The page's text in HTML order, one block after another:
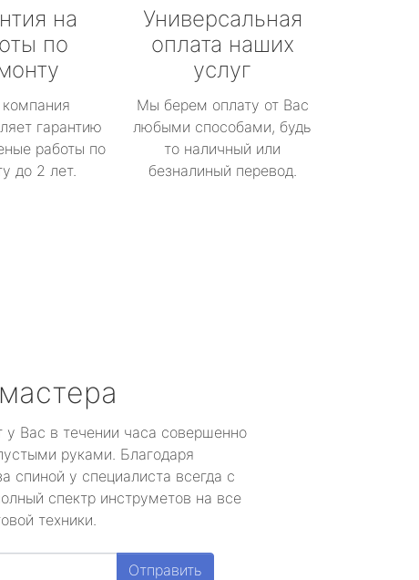
на
по
гарантию
работы по
до 2 лет.
Универсальная
оплата наших
услуг
Мы берем оплату от Вас
любыми способами, будь
то наличный или
безналиный перевод.
Вас в течении часа совершенно
руками. Благодаря
спиной у специалиста всегда с
спектр инструметов на все
техники.
Отправить